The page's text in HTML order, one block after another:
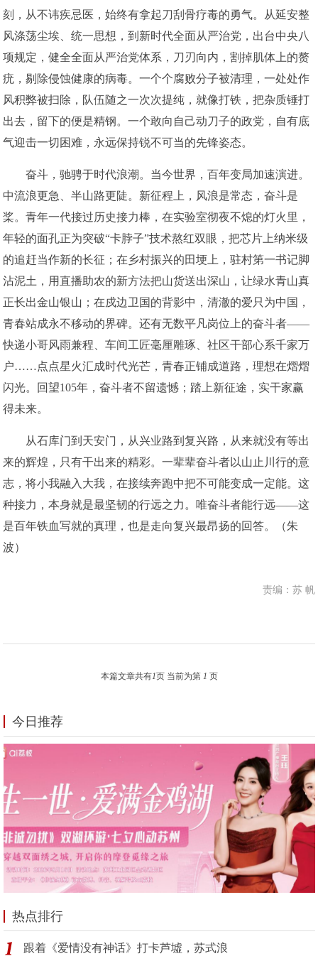
刻，从不讳疾忌医，始终有拿起刀刮骨疗毒的勇气。从延安整
风涤荡尘埃、统一思想，到新时代全面从严治党，出台中央八
项规定，健全全面从严治党体系，刀刃向内，割掉肌体上的赘
疣，剔除侵蚀健康的病毒。一个个腐败分子被清理，一处处作
风积弊被扫除，队伍随之一次次提纯，就像打铁，把杂质锤打
出去，留下的便是精钢。一个敢向自己动刀子的政党，自有底
气迎击一切困难，永远保持锐不可当的先锋姿态。
奋斗，驰骋于时代浪潮。当今世界，百年变局加速演进。
中流浪更急、半山路更陡。新征程上，风浪是常态，奋斗是
桨。青年一代接过历史接力棒，在实验室彻夜不熄的灯火里，
年轻的面孔正为突破“卡脖子”技术熬红双眼，把芯片上纳米级
的追赶当作新的长征；在乡村振兴的田埂上，驻村第一书记脚
沾泥土，用直播助农的新方法把山货送出深山，让绿水青山真
正长出金山银山；在戍边卫国的背影中，清澈的爱只为中国，
青春站成永不移动的界碑。还有无数平凡岗位上的奋斗者——
快递小哥风雨兼程、车间工匠毫厘雕琢、社区干部心系千家万
户……点点星火汇成时代光芒，青春正铺成道路，理想在熠熠
闪光。回望105年，奋斗者不留遗憾；踏上新征途，实干家赢
得未来。
从石库门到天安门，从兴业路到复兴路，从来就没有等出
来的辉煌，只有干出来的精彩。一辈辈奋斗者以山止川行的意
志，将小我融入大我，在接续奔跑中把不可能变成一定能。这
种接力，本身就是最坚韧的行远之力。唯奋斗者能行远——这
是百年铁血写就的真理，也是走向复兴最昂扬的回答。（朱
波）
责编：苏 帆
本篇文章共有1页 当前为第 1 页
今日推荐
热点排行
跟着《爱情没有神话》打卡芦墟，苏式浪